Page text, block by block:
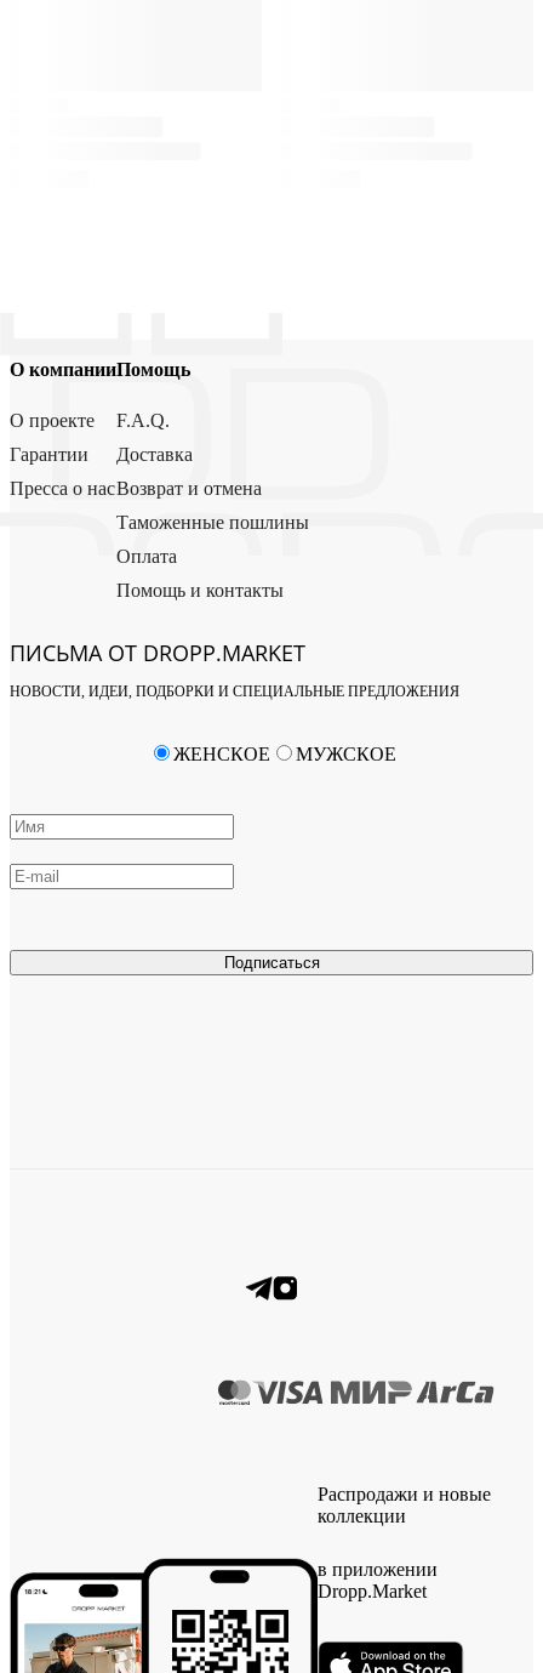
О компании
О проекте
Гарантии
Пресса о нас
Помощь
F.A.Q.
Доставка
Возврат и отмена
Таможенные пошлины
Оплата
Помощь и контакты
ПИСЬМА ОТ DROPP.MARKET
НОВОСТИ, ИДЕИ, ПОДБОРКИ И СПЕЦИАЛЬНЫЕ ПРЕДЛОЖЕНИЯ
Подписаться
ЖЕНСКОЕ МУЖСКОЕ
Распродажи и новые
коллекции
в приложении
Dropp.Market